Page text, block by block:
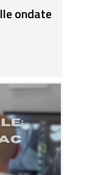
ondate